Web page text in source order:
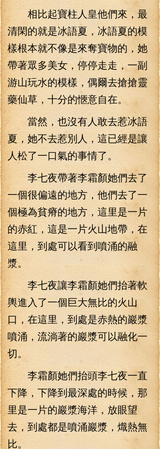
相比起寶柱人皇他們來，最
清閑的就是冰語夏，冰語夏的模
樣根本就不像是來奪寶物的，她
帶著眾多美女，停停走走，一副
游山玩水的模樣，偶爾去搶搶靈
藥仙草，十分的愜意自在。
當然，也沒有人敢去惹冰語
夏，她不去惹別人，這已經是讓
人松了一口氣的事情了。
李七夜帶著李霜顏她們去了
一個很偏遠的地方，他們去了一
個極為貧瘠的地方，這里是一片
的赤紅，這是一片火山地帶，在
這里，到處可以看到噴涌的融
漿。
李七夜讓李霜顏她們抬著軟
輿進入了一個巨大無比的火山
口，在這里，到處是赤熱的巖漿
噴涌，流淌著的巖漿可以融化一
切。
李霜顏她們抬頭李七夜一直
下降，下降到最深處的時候，那
里是一片的巖漿海洋，放眼望
去，到處都是噴涌巖漿，熾熱無
比。